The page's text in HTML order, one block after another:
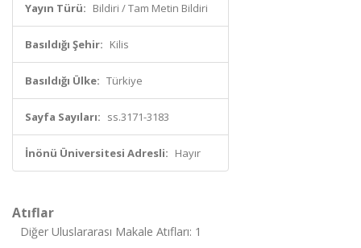
Yayın Türü: Bildiri / Tam Metin Bildiri
Basıldığı Şehir: Kilis
Basıldığı Ülke: Türkiye
Sayfa Sayıları: ss.3171-3183
İnönü Üniversitesi Adresli: Hayır
Atıflar
Diğer Uluslararası Makale Atıfları: 1